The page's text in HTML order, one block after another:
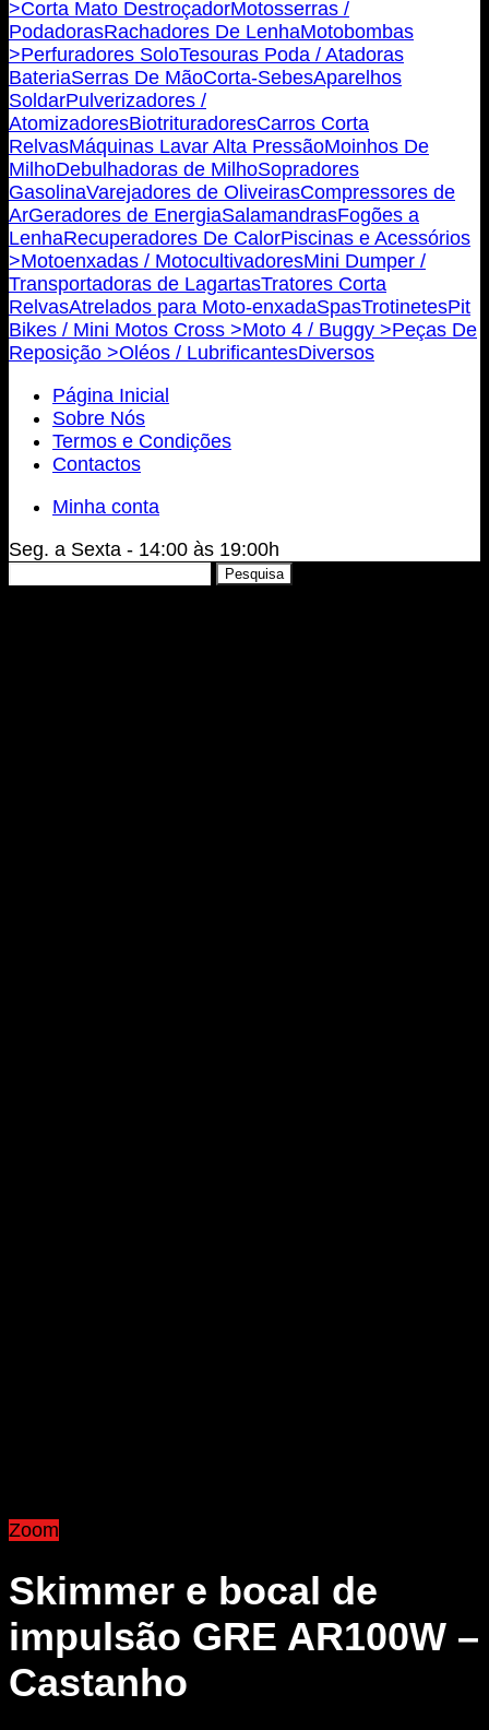
>Corta Mato DestroçadorMotosserras /
PodadorasRachadores De LenhaMotobombas
>Perfuradores SoloTesouras Poda / Atadoras
BateriaSerras De MãoCorta-SebesAparelhos
SoldarPulverizadores /
AtomizadoresBiotrituradoresCarros Corta
RelvasMáquinas Lavar Alta PressãoMoinhos De
MilhoDebulhadoras de MilhoSopradores
GasolinaVarejadores de OliveirasCompressores de
ArGeradores de EnergiaSalamandrasFogões a
LenhaRecuperadores De CalorPiscinas e Acessórios
>Motoenxadas / MotocultivadoresMini Dumper /
Transportadoras de LagartasTratores Corta
RelvasAtrelados para Moto-enxadaSpasTrotinetesPit
Bikes / Mini Motos Cross >Moto 4 / Buggy >Peças De
Reposição >Oléos / LubrificantesDiversos
Página Inicial
Sobre Nós
Termos e Condições
Contactos
Minha conta
Seg. a Sexta - 14:00 às 19:00h
Pesquisa
Zoom
Skimmer e bocal de
impulsão GRE AR100W –
Castanho